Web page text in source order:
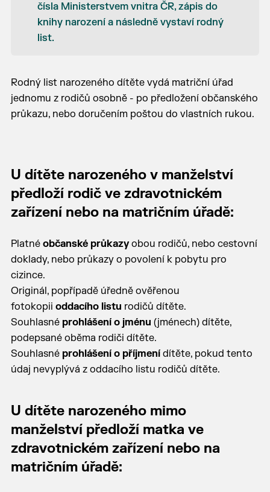
čísla Ministerstvem vnitra ČR, zápis do
knihy narození a následně vystaví rodný
list.
Rodný list narozeného dítěte vydá matriční úřad
jednomu z rodičů osobně - po předložení občanského
průkazu, nebo doručením poštou do vlastních rukou.
U dítěte narozeného v manželství
předloží rodič ve zdravotnickém
zařízení nebo na matričním úřadě:
Platné občanské průkazyobou rodičů, nebo cestovní
doklady, nebo průkazy o povolení k pobytu pro
cizince.
Originál, popřípadě úředně ověřenou
fotokopii oddacího listu rodičů dítěte.
Souhlasné prohlášení o jménu (jménech) dítěte,
podepsané oběma rodiči dítěte.
Souhlasné prohlášení o příjmenídítěte, pokud tento
údaj nevyplývá z oddacího listu rodičů dítěte.
U dítěte narozeného mimo
manželství předloží matka ve
zdravotnickém zařízení nebo na
matričním úřadě: